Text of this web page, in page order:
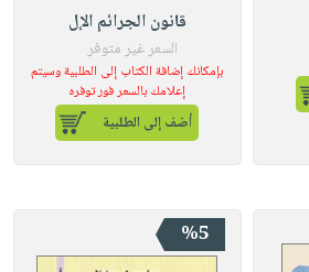
قانون الجرائم الإل
السعر غير متوفر
بإمكانك إضافة الكتاب إلى الطلبية وسيتم
إعلامك بالسعر فور توفره
أضف إلى الطلبية
%5